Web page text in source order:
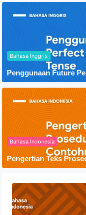
Bahasa Inggris
Penggunaan Future
Bahasa Indonesia
Pengertian Teks